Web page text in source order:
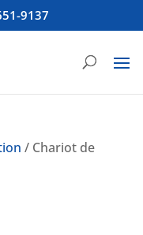
9137
/ Chariot de